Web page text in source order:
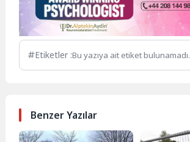
Etiketler :Bu yazıya ait etiket bulunamadı.
Benzer Yazılar